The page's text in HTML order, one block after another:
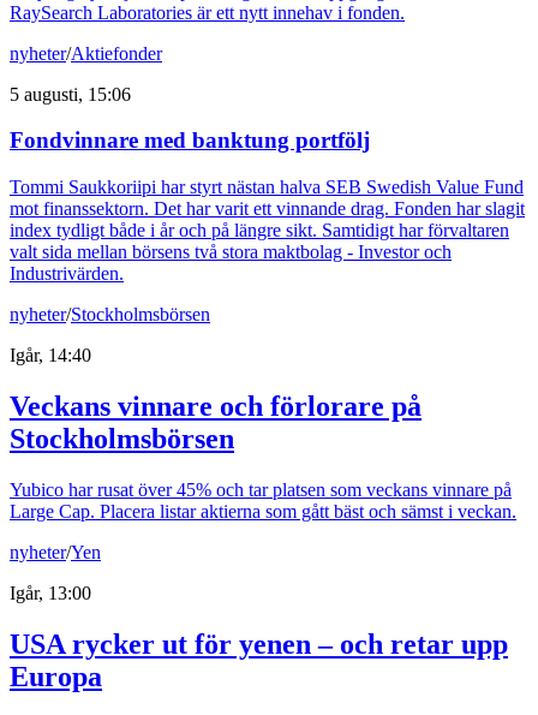
RaySearch Laboratories är ett nytt innehav i fonden.
nyheter/Aktiefonder
5 augusti, 15:06
Fondvinnare med banktung portfölj
Tommi Saukkoriipi har styrt nästan halva SEB Swedish Value Fund
mot finanssektorn. Det har varit ett vinnande drag. Fonden har slagit
index tydligt både i år och på längre sikt. Samtidigt har förvaltaren
valt sida mellan börsens två stora maktbolag - Investor och
Industrivärden.
nyheter/Stockholmsbörsen
Igår, 14:40
Veckans vinnare och förlorare på
Stockholmsbörsen
Yubico har rusat över 45% och tar platsen som veckans vinnare på
Large Cap. Placera listar aktierna som gått bäst och sämst i veckan.
nyheter/Yen
Igår, 13:00
USA rycker ut för yenen – och retar upp
Europa